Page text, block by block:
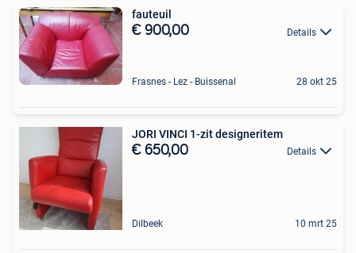
fauteuil
€ 900,00 Details
Frasnes - Lez - Buissenal 28 okt 25
JORI VINCI 1-zit designeritem
€ 650,00 Details
Dilbeek 10 mrt 25